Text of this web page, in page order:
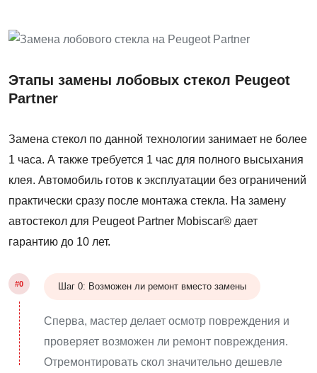
Этапы замены лобовых стекол Peugeot
Partner
Замена стекол по данной технологии занимает не более
1 часа. А также требуется 1 час для полного высыхания
клея. Автомобиль готов к эксплуатации без ограничений
практически сразу после монтажа стекла. На замену
автостекол для Peugeot Partner Mobiscar® дает
гарантию до 10 лет.
#0 Шаг 0: Возможен ли ремонт вместо замены
Сперва, мастер делает осмотр повреждения и
проверяет возможен ли ремонт повреждения.
Отремонтировать скол значительно дешевле